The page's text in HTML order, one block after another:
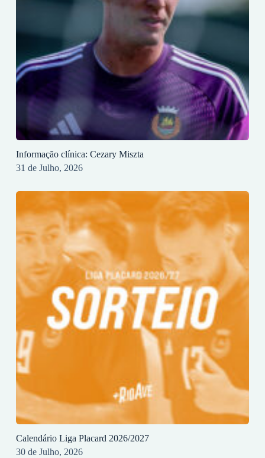
Informação clínica: Cezary Miszta
31 de Julho, 2026
Calendário Liga Placard 2026/2027
30 de Julho, 2026